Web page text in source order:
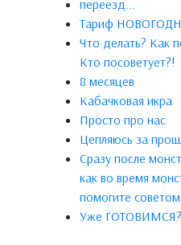
переезд...
Тариф
Что делать? Как
Кто посоветует?!
8 месяцев
Кабачковая икра
Просто про нас
Цепляюсь за
Сразу после
как во время
помогите
Уже ГОТОВИМСЯ?